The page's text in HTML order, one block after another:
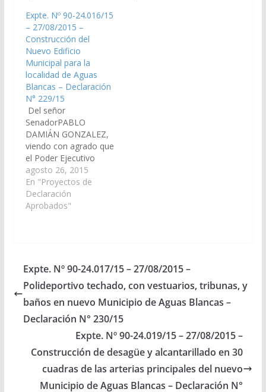
Partidas
Presupuestarias
necesarias para la
construcción de la
Casa Municipal de la
Cultura del nuevo
Municipio de Aguas
Blancas en el
Departamento Oran…
Expte. Nº 90-24.016/15
– 27/08/2015 –
Construcción del
Nuevo Edificio
Municipal para la
localidad de Aguas
Blancas – Declaración
N° 229/15
Del señor
SenadorPABLO
DAMIÁN GONZALEZ,
viendo con agrado que
el Poder Ejecutivo
Provincial, incluya en el
Proyecto de
Presupuesto General
de la Provincia -
Construcción del
Nuevo Edificio
Municipal para la
localidad de Aguas
Blancas en el
Departamento Oran.
(Expte. Nº 90-
24.016/15 – A…
agosto 26, 2015
En "Proyectos de
Declaración
Aprobados"
Expte. Nº 90-24.017/15 – 27/08/2015 –
Polideportivo techado, con vestuarios, tribunas, y
baños en nuevo Municipio de Aguas Blancas –
Declaración N° 230/15
Expte. Nº 90-24.019/15 – 27/08/2015 –
Construcción de desagüe y alcantarillado en 30
cuadras de las arterias principales del nuevo
Municipio de Aguas Blancas – Declaración N°